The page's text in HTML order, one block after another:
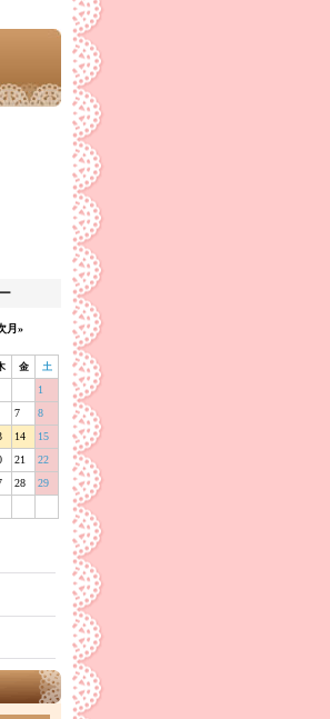
月»
金 土
1
7
8
14
15
21
22
28
29